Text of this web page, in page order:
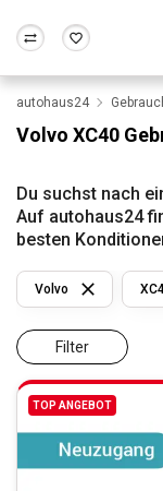
Wir bewerten dein Auto
Frankfurt Wuppertal
autohaus24
Volvo XC40
Du suchst nach
Auf autohaus24
besten
Filter
Volvo
TOP ANGEBOT